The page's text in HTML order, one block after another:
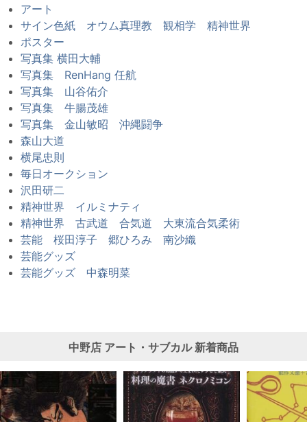
アート
サイン色紙 オウム真理教 観相学 精神世界
ポスター
写真集 横田大輔
写真集 RenHang 任航
写真集 山谷佑介
写真集 牛腸茂雄
写真集 金山敏昭 沖縄闘争
森山大道
横尾忠則
毎日オークション
沢田研二
精神世界 イルミナティ
精神世界 古武道 合気道 大東流合気柔術
芸能 桜田淳子 郷ひろみ 南沙織
芸能グッズ
芸能グッズ 中森明菜
中野店 アート・サブカル新着商品